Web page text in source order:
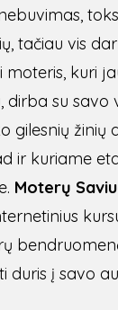
tačiau vis
moteris, kuri
dirba su savo
gilesnių žinių
ir kuriame
Moterų
duris į savo